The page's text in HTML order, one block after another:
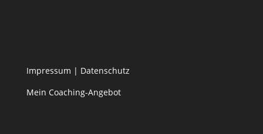
Impressum | Datenschutz
Mein Coaching-Angebot